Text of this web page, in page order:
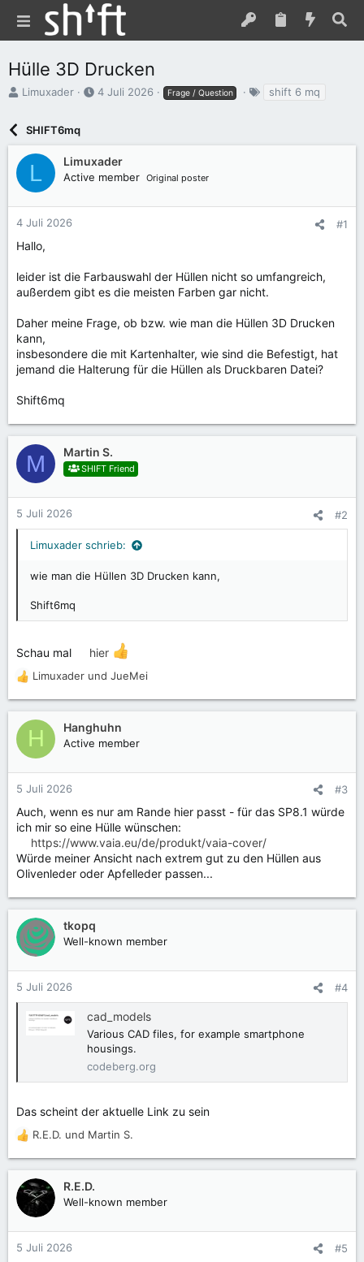
Hülle 3D Drucken
E
e
l
e
r
Limuxader
E
e
l
a
4 Juli 2026 Frage / Question
a
r
shift 6 mq
SHIFT6mq
L Limuxader
Active member Original poster
4 Juli 2026 #1
Hallo,
leider ist die Farbauswahl der Hüllen nicht so umfangreich,
außerdem gibt es die meisten Farben gar nicht.
Daher meine Frage, ob bzw. wie man die Hüllen 3D Drucken
kann,
insbesondere die mit Kartenhalter, wie sind die Befestigt, hat
jemand die Halterung für die Hüllen als Druckbaren Datei?
Shift6mq
M Martin S.
SHIFT Friend
5 Juli 2026 #2
Limuxader schrieb:
wie man die Hüllen 3D Drucken kann,
Shift6mq
Schau mal hier
R
a
k
t
n
n
:
Limuxader und JueMei
H Hanghuhn
Active member
5 Juli 2026 #3
Auch, wenn es nur am Rande hier passt - für das SP8.1 würde
ich mir so eine Hülle wünschen:
https://www.vaia.eu/de/produkt/vaia-cover/
Würde meiner Ansicht nach extrem gut zu den Hüllen aus
Olivenleder oder Apfelleder passen...
tkopq
Well-known member
5 Juli 2026 #4
cad_models
Various CAD files, for example smartphone
housings.
codeberg.org
Das scheint der aktuelle Link zu sein
R
a
k
t
n
R.E.D. und Martin S.
R.E.D.
Well-known member
5 Juli 2026 #5